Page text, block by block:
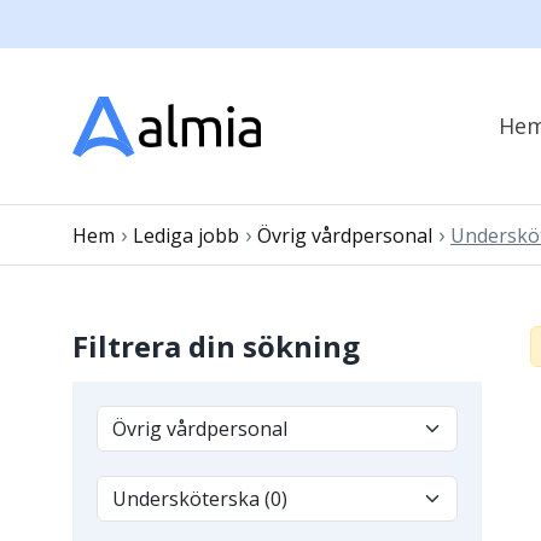
Hem › Lediga jobb › Övrig vårdpersonal ›
Filtrera din sökning